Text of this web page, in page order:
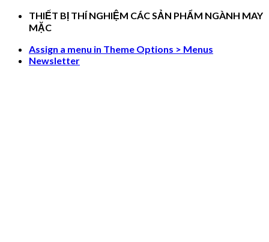
Skip
THIẾT BỊ THÍ NGHIỆM CÁC SẢN PHẨM NGÀNH MAY
MẶC
Assign a menu in Theme Options > Menus
Newsletter